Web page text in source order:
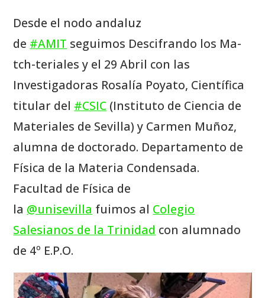
Desde el nodo andaluz
de #AMIT seguimos Descifrando los Ma-
tch-teriales y el 29 Abril con las
Investigadoras Rosalía Poyato, Científica
titular del #CSIC (Instituto de Ciencia de
Materiales de Sevilla) y Carmen Muñoz,
alumna de doctorado. Departamento de
Física de la Materia Condensada.
Facultad de Física de
la @unisevilla fuimos al Colegio
Salesianos de la Trinidad con alumnado
de 4º E.P.O.